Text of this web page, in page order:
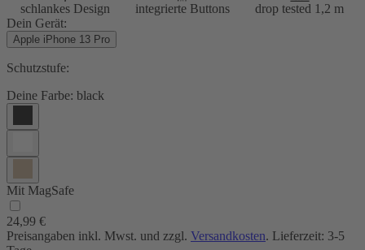
schlankes Design integrierte Buttons
drop tested 1,2 m
Dein Gerät:
Apple iPhone 13 Pro
Schutzstufe:
Deine Farbe: black
Mit MagSafe
24,99 €
Preisangaben inkl. Mwst. und zzgl. Versandkosten. Lieferzeit: 3-5